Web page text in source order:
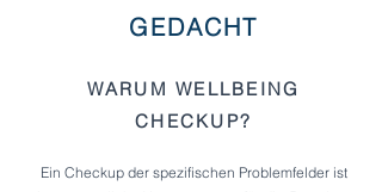
GEDACHT
WARUM WELLBEING
CHECKUP?
Ein Checkup der spezifischen Problemfelder ist